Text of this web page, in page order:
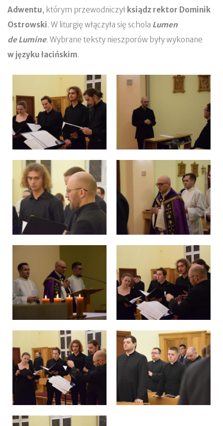
Adwentu, którym przewodniczył ksiądz rektor Dominik
Ostrowski. W liturgię włączyła się schola Lumen
de Lumine. Wybrane teksty nieszporów były wykonane
w języku łacińskim.